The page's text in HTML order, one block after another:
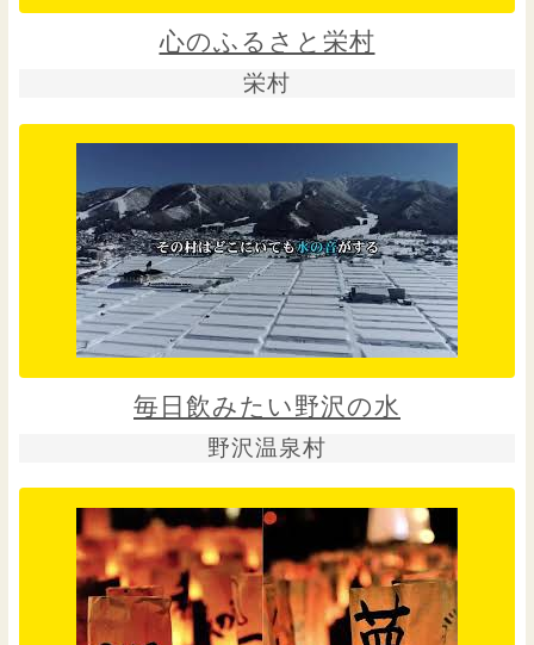
心のふるさと栄村
栄村
毎日飲みたい野沢の水
野沢温泉村